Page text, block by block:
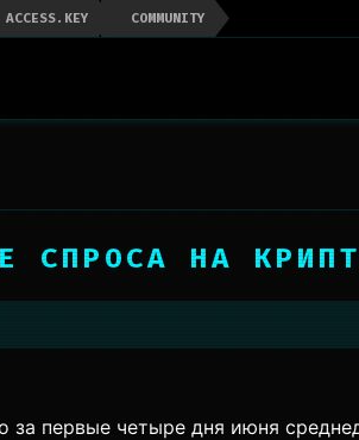
ACCESS.KEY COMMUNITY
СПРОСА НА
первые четыре дня июня